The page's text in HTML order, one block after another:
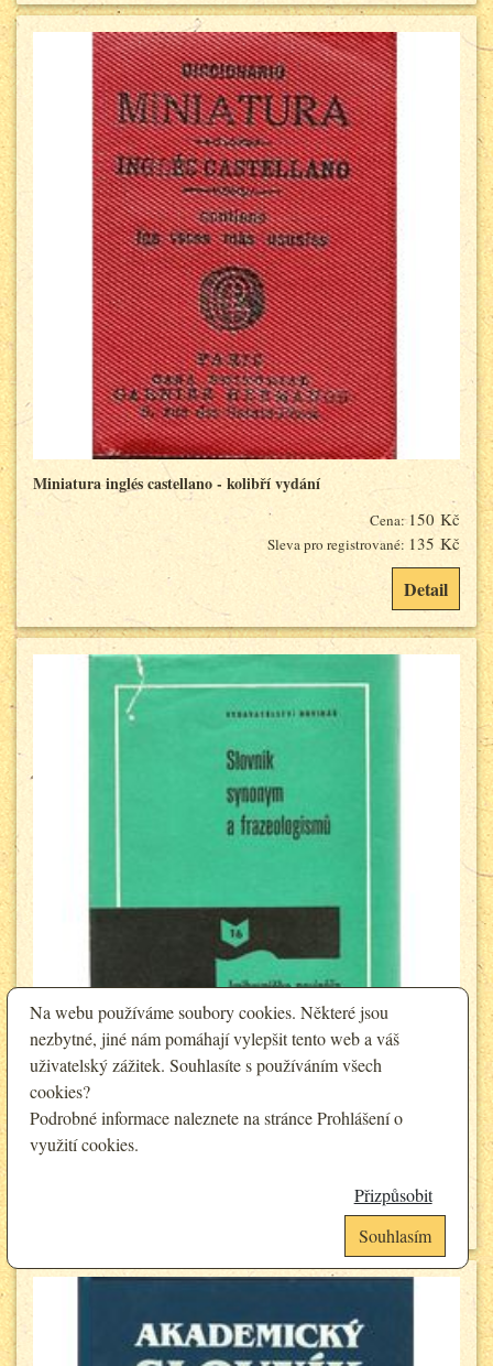
Miniatura inglés castellano - kolibří vydání
Cena:150 Kč
Sleva pro registrované: 135 Kč
Detail
J.V.Bečka - Slovník synonym a frazeologismů
Detail
Na webu používáme soubory cookies. Některé jsou
nezbytné, jiné nám pomáhají vylepšit tento web a váš
uživatelský zážitek. Souhlasíte s používáním všech
cookies?
Podrobné informace naleznete na stránceProhlášení o
využití cookies.
Přizpůsobit
Souhlasím
Funkční cookies (vždy aktivní)
web fungovat správně. Ve výchozím nastavení jsou povoleny a nelze je
Analytické cookies
zlepšení poskytovaných služeb. Neslouží k marketingových účelům.
Google AnalyticsAnalytické a preferenční cookies